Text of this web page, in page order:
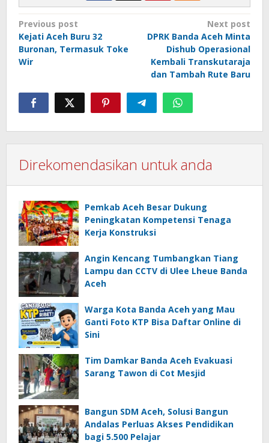
Post
navigation
Previous post
Kejati Aceh Buru 32
Buronan, Termasuk Toke
Wir
Next post
DPRK Banda Aceh Minta
Dishub Operasional
Kembali Transkutaraja
dan Tambah Rute Baru
Direkomendasikan untuk anda
Pemkab Aceh Besar Dukung
Peningkatan Kompetensi Tenaga
Kerja Konstruksi
Angin Kencang Tumbangkan Tiang
Lampu dan CCTV di Ulee Lheue Banda
Aceh
Warga Kota Banda Aceh yang Mau
Ganti Foto KTP Bisa Daftar Online di
Sini
Tim Damkar Banda Aceh Evakuasi
Sarang Tawon di Cot Mesjid
Bangun SDM Aceh, Solusi Bangun
Andalas Perluas Akses Pendidikan
bagi 5.500 Pelajar